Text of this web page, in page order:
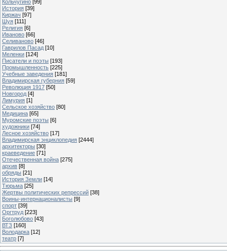
Кольчугино [99]
История [39]
Киржач [97]
Шуя [111]
Религия [6]
Иваново [66]
Селиваново [46]
Гаврилов Пасад [10]
Меленки [124]
Писатели и поэты [193]
Промышленность [225]
Учебные заведения [181]
Владимирская губерния [59]
Революция 1917 [50]
Новгород [4]
Лимурия [1]
Сельское хозяйство [80]
Медицина [65]
Муромские поэты [6]
художники [74]
Лесное хозяйство [17]
Владимирская энциклопедия [2444]
архитекторы [30]
краеведение [71]
Отечественная война [275]
архив [8]
обряды [21]
История Земли [14]
Тюрьма [25]
Жертвы политических репрессий [38]
Воины-интернационалисты [9]
спорт [39]
Оргтруд [223]
Боголюбово [43]
ВТЗ [160]
Володарка [12]
театр [7]